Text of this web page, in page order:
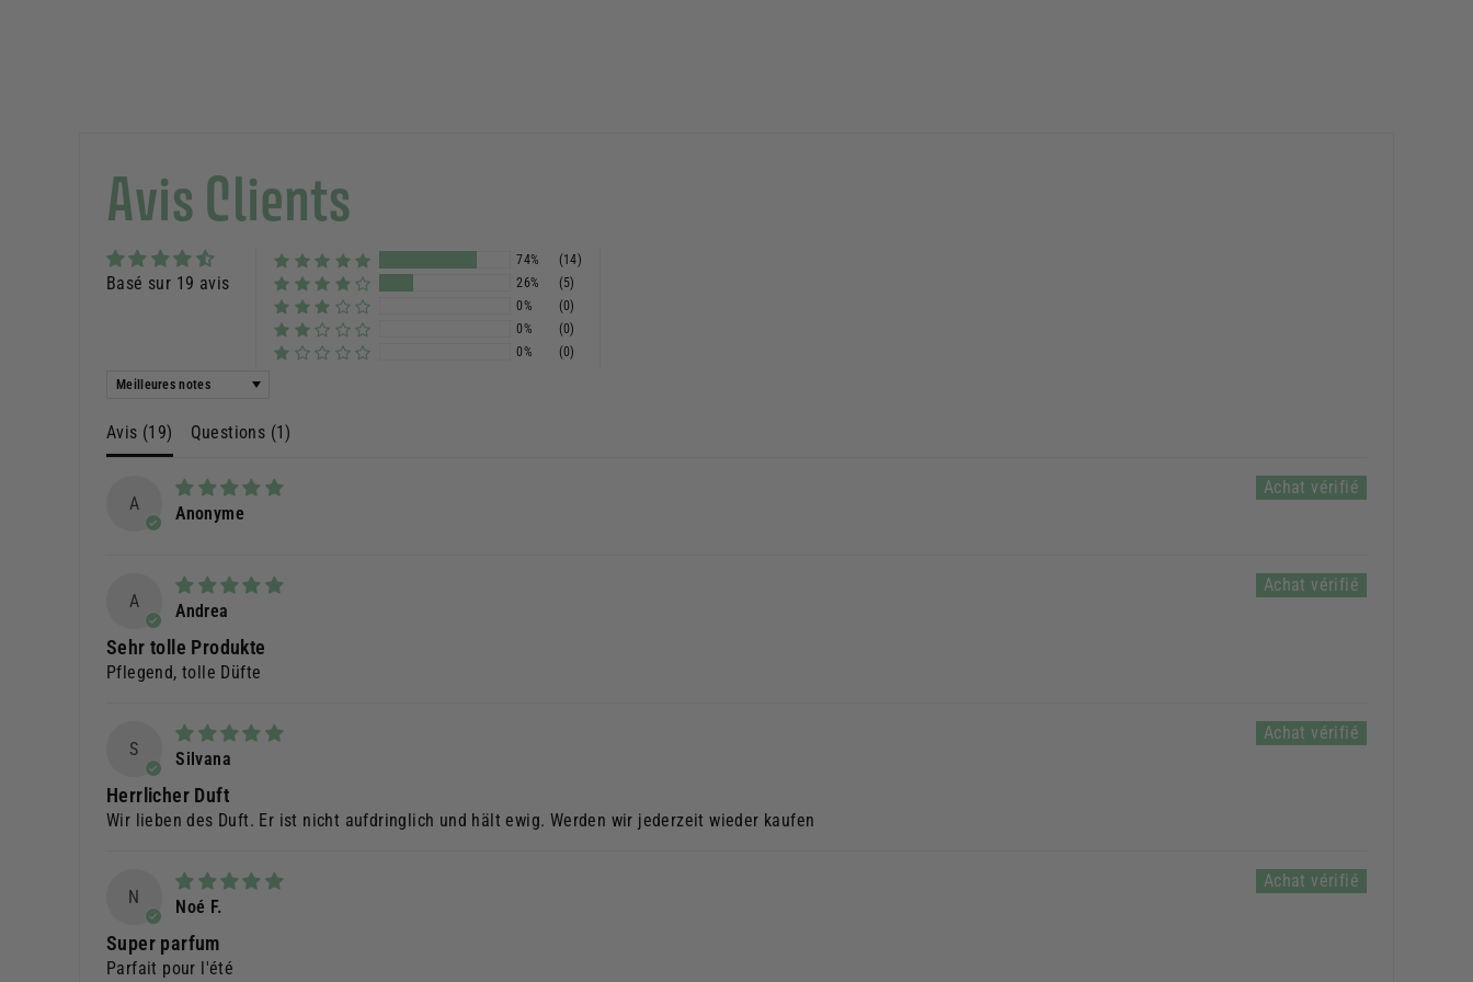
Avis Clients
Basé sur 19 avis
74%
(14)
26%
(5)
0%
(0)
0%
(0)
0%
(0)
Sort by
Avis (19) Questions (1)
A Anonyme
A Andrea
Sehr tolle Produkte
Pflegend, tolle Düfte
S Silvana
Herrlicher Duft
Wir lieben des Duft. Er ist nicht aufdringlich und hält ewig. Werden wir jederzeit wieder kaufen
N Noé F.
Super parfum
Parfait pour l'été